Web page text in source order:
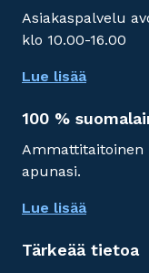
Asiakaspalvelu
klo 10.00-16.00
Lue lisää
100 %
Ammattitaitoinen
apunasi.
Lue lisää
Tärkeää tietoa